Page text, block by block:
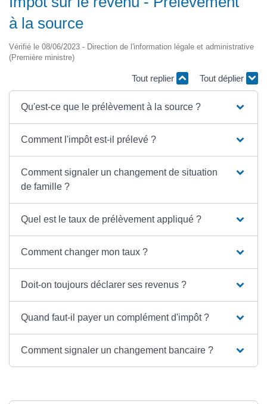
à la source
Vérifié le 08/06/2023 - Direction de l'information légale et administrative
(Première ministre)
Tout replier Tout déplier
Qu'est-ce que le prélèvement à la source ?
Comment l'impôt est-il prélevé ?
Comment signaler un changement de situation
de famille ?
Quel est le taux de prélèvement appliqué ?
Comment changer mon taux ?
Doit-on toujours déclarer ses revenus ?
Quand faut-il payer un complément d'impôt ?
Comment signaler un changement bancaire ?